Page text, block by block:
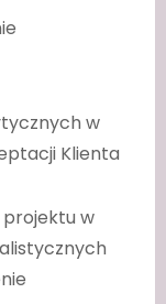
w
Klienta
w